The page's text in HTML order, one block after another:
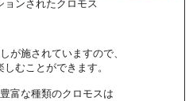
ョンされたクロモス
が施されていますので、
むことができます。
富な種類のクロモスは